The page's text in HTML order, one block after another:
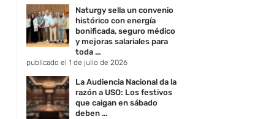
Naturgy sella un convenio
histórico con energía
bonificada, seguro médico
y mejoras salariales para
toda ...
publicado el 1 de julio de 2026
La Audiencia Nacional da la
razón a USO: Los festivos
que caigan en sábado
deben ...